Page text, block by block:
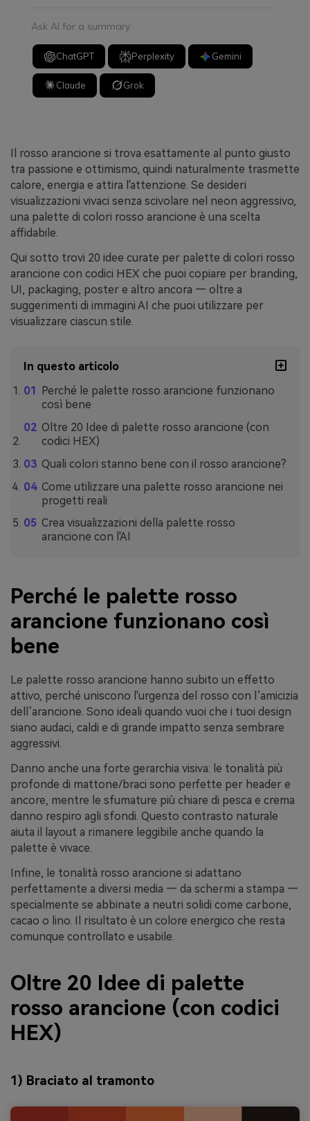
Ask AI for a summary
ChatGPT Perplexity Gemini
Claude Grok
Il rosso arancione si trova esattamente al punto giusto
tra passione e ottimismo, quindi naturalmente trasmette
calore, energia e attira l'attenzione. Se desideri
visualizzazioni vivaci senza scivolare nel neon aggressivo,
una palette di colori rosso arancione è una scelta
affidabile.
Qui sotto trovi 20 idee curate per palette di colori rosso
arancione con codici HEX che puoi copiare per branding,
UI, packaging, poster e altro ancora — oltre a
suggerimenti di immagini AI che puoi utilizzare per
visualizzare ciascun stile.
In questo articolo
Perché le palette rosso arancione funzionano
così bene
Oltre 20 Idee di palette rosso arancione (con
codici HEX)
Quali colori stanno bene con il rosso arancione?
Come utilizzare una palette rosso arancione nei
progetti reali
Crea visualizzazioni della palette rosso
arancione con l'AI
Perché le palette rosso
arancione funzionano così
bene
Le palette rosso arancione hanno subito un effetto
attivo, perché uniscono l'urgenza del rosso con l’amicizia
dell’arancione. Sono ideali quando vuoi che i tuoi design
siano audaci, caldi e di grande impatto senza sembrare
aggressivi.
Danno anche una forte gerarchia visiva: le tonalità più
profonde di mattone/braci sono perfette per header e
ancore, mentre le sfumature più chiare di pesca e crema
danno respiro agli sfondi. Questo contrasto naturale
aiuta il layout a rimanere leggibile anche quando la
palette è vivace.
Infine, le tonalità rosso arancione si adattano
perfettamente a diversi media — da schermi a stampa —
specialmente se abbinate a neutri solidi come carbone,
cacao o lino. Il risultato è un colore energico che resta
comunque controllato e usabile.
Oltre 20 Idee di palette
rosso arancione (con codici
HEX)
1) Braciato al tramonto